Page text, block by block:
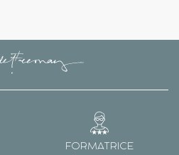
FORMATRICE